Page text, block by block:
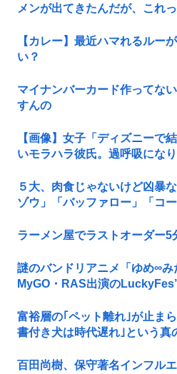
メンが出てきたんだが、これ
【カレー】最近ハマれるル
い？
マイナンバーカード作ってな
すんの
【画像】女子「ディズニーで
いモラハラ彼氏。過呼吸にな
５大、肉食じゃないけど凶暴
ゾウ」「バッファロー」「コ
ラーメン屋でラストオーダー5
謎のバンドリアニメ「ゆめ∞み
MyGO・RAS出演の
富裕層の｢ペット離れ｣が止ま
書付き犬は時代遅れ｣という真
百田尚樹、保守著名インフル